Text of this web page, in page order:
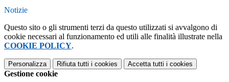
Notizie
Questo sito o gli strumenti terzi da questo utilizzati si avvalgono di
cookie necessari al funzionamento ed utili alle finalità illustrate nella
COOKIE POLICY.
Personalizza Rifiuta tutti i cookies Accetta tutti i cookies
Gestione cookie